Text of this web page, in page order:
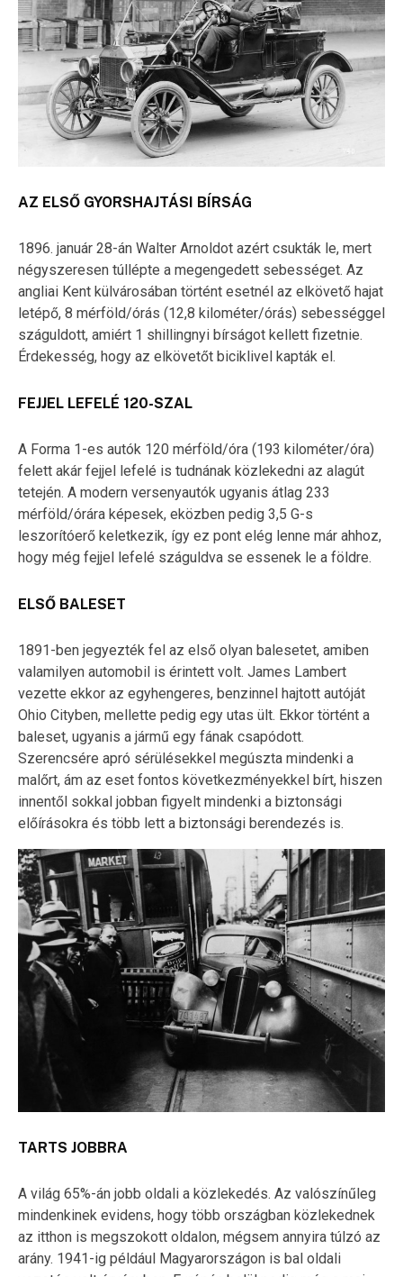
AZ ELSŐ GYORSHAJTÁSI BÍRSÁG
1896. január 28-án Walter Arnoldot azért csukták le, mert
négyszeresen túllépte a megengedett sebességet. Az
angliai Kent külvárosában történt esetnél az elkövető hajat
letépő, 8 mérföld/órás (12,8 kilométer/órás) sebességgel
száguldott, amiért 1 shillingnyi bírságot kellett fizetnie.
Érdekesség, hogy az elkövetőt biciklivel kapták el.
FEJJEL LEFELÉ 120-SZAL
A Forma 1-es autók 120 mérföld/óra (193 kilométer/óra)
felett akár fejjel lefelé is tudnának közlekedni az alagút
tetején. A modern versenyautók ugyanis átlag 233
mérföld/órára képesek, eközben pedig 3,5 G-s
leszorítóerő keletkezik, így ez pont elég lenne már ahhoz,
hogy még fejjel lefelé száguldva se essenek le a földre.
ELSŐ BALESET
1891-ben jegyezték fel az első olyan balesetet, amiben
valamilyen automobil is érintett volt. James Lambert
vezette ekkor az egyhengeres, benzinnel hajtott autóját
Ohio Cityben, mellette pedig egy utas ült. Ekkor történt a
baleset, ugyanis a jármű egy fának csapódott.
Szerencsére apró sérülésekkel megúszta mindenki a
malőrt, ám az eset fontos következményekkel bírt, hiszen
innentől sokkal jobban figyelt mindenki a biztonsági
előírásokra és több lett a biztonsági berendezés is.
TARTS JOBBRA
A világ 65%-án jobb oldali a közlekedés. Az valószínűleg
mindenkinek evidens, hogy több országban közlekednek
az itthon is megszokott oldalon, mégsem annyira túlzó az
arány. 1941-ig például Magyarországon is bal oldali